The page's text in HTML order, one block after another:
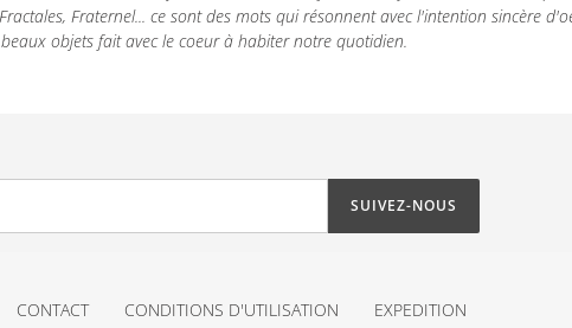
Fractales, Fraternel... ce sont des mots qui résonnent avec l'intention sincère
objets fait avec le coeur à habiter notre quotidien.
SUIVEZ-NOUS
CONTACT CONDITIONS D'UTILISATION EXPEDITION